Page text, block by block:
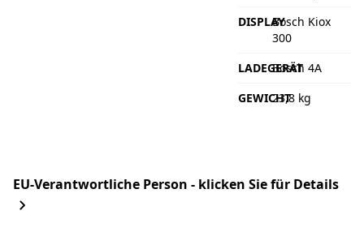
DISPLAYBosch Kiox
300
LADEGERÄT
Bosch 4A
GEWICHT23,8 kg
EU-Verantwortliche Person - klicken Sie für Details